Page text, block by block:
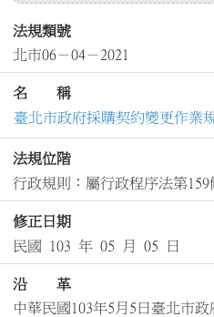
法規類號
北市06－04－2021
名 稱
臺北市政府採購契約變更作業
法規位階
行政規則：屬行政程序法第159
修正日期
民國 103 年 05 月 05 日
沿 革
中華民國103年5月5日臺北市